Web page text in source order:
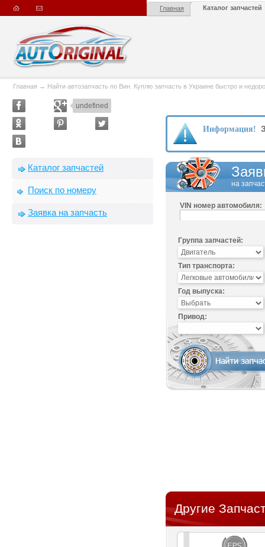
Главная Каталог запчастей
Главная → Найти автозапчасть по Вин. Куплю запчасть в Украине быстро и
undefined
Каталог запчастей
Поиск по номеру
Заявка на запчасть
Информация!
на
VIN номер автомобиля:
Группа запчастей:
Тип транспорта:
Год выпуска:
Привод:
Другие